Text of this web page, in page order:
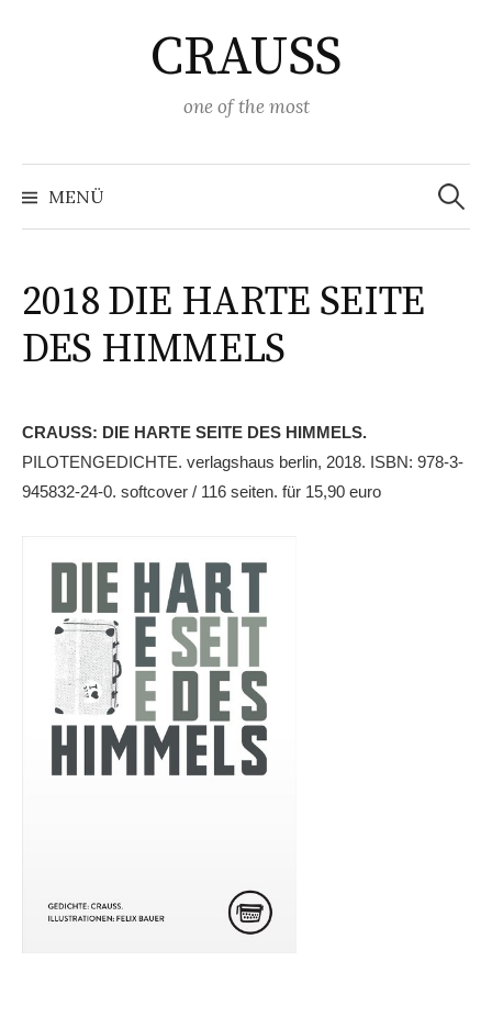
CRAUSS
one of the most
MENÜ
Suchen
nach:
2018 DIE HARTE SEITE
DES HIMMELS
CRAUSS: DIE HARTE SEITE DES HIMMELS.
PILOTENGEDICHTE. verlagshaus berlin, 2018. ISBN: 978-3-
945832-24-0. softcover / 116 seiten. für 15,90 euro